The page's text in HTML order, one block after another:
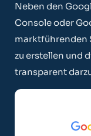
Neben den
Console oder
marktführenden
zu erstellen und
transparent